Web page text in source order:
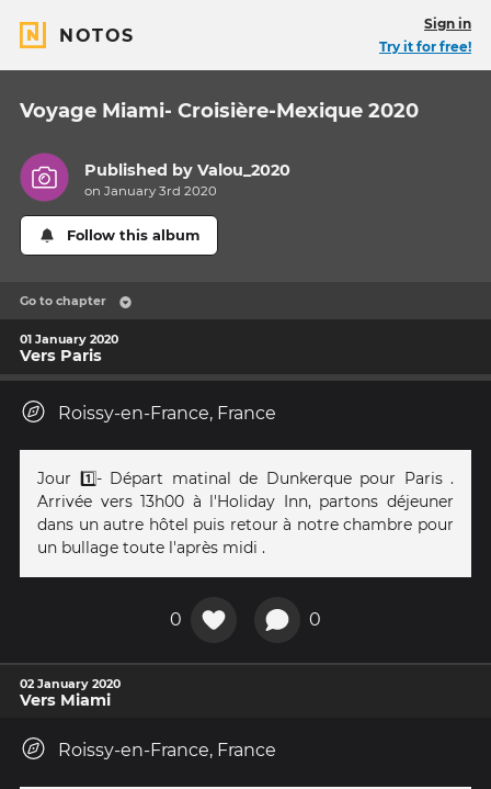
NOTOS
Sign in
Try it for free!
Voyage Miami- Croisière-Mexique 2020
Published byValou_2020
on January 3rd 2020
Follow this album
Go to chapter
01 January 2020
Vers Paris
Roissy-en-France, France
Jour 1️⃣- Départ matinal de Dunkerque pour Paris .
Arrivée vers 13h00 à l'Holiday Inn, partons déjeuner
dans un autre hôtel puis retour à notre chambre pour
un bullage toute l'après midi .
0 0
02 January 2020
Vers Miami ️
Roissy-en-France, France